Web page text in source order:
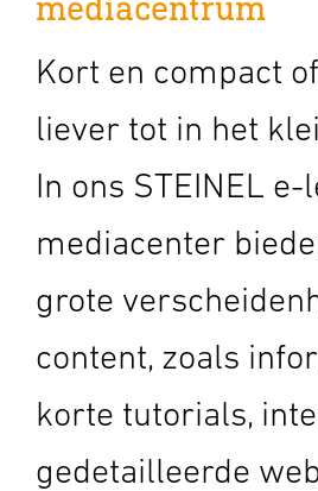
Kort en compact
liever tot in het
In ons STEINEL
mediacenter
grote
content, zoals
korte tutorials,
gedetailleerde